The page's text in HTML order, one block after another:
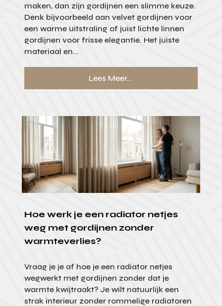
maken, dan zijn gordijnen een slimme keuze.
Denk bijvoorbeeld aan velvet gordijnen voor
een warme uitstraling of juist lichte linnen
gordijnen voor frisse elegantie. Het juiste
materiaal en...
Lees Meer...
Hoe werk je een radiator netjes
weg met gordijnen zonder
warmteverlies?
Vraag je je af hoe je een radiator netjes
wegwerkt met gordijnen zonder dat je
warmte kwijtraakt? Je wilt natuurlijk een
strak interieur zonder rommelige radiatoren